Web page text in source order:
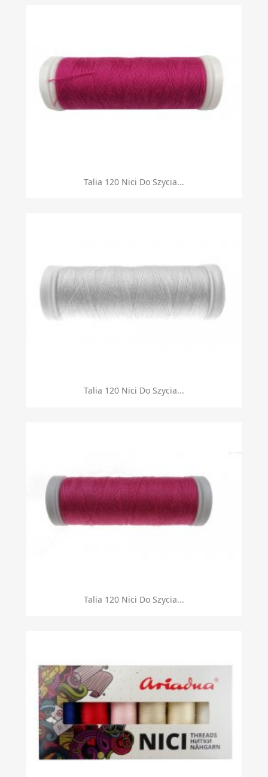
Talia 120 Nici Do Szycia...
Talia 120 Nici Do Szycia...
Talia 120 Nici Do Szycia...